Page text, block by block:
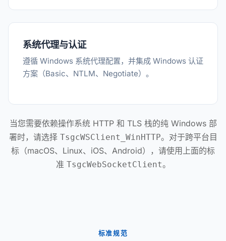
系统代理与认证
遵循 Windows 系统代理配置，并集成 Windows 认证
方案（Basic、NTLM、Negotiate）。
当您需要依赖操作系统 HTTP 和 TLS 栈的纯 Windows 部
署时，请选择 TsgcWSClient_WinHTTP。对于跨平台目
标（macOS、Linux、iOS、Android），请使用上面的标
准 TsgcWebSocketClient。
标准规范